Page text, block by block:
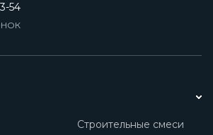
54
Строительные смеси